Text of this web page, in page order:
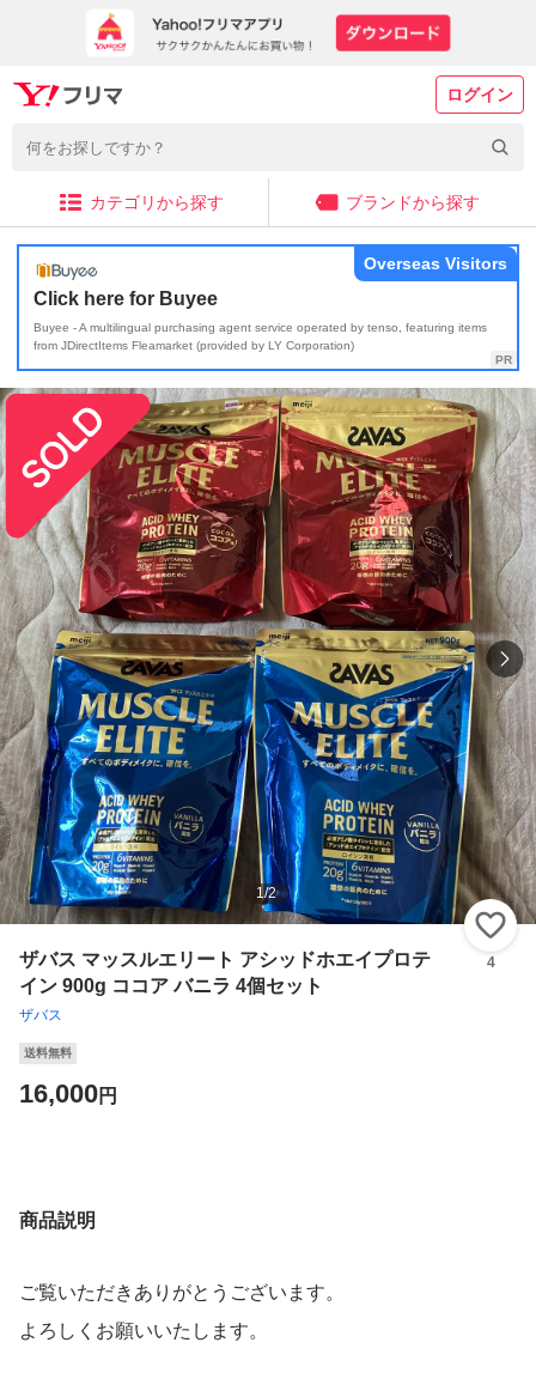
ログイン
カテゴリから探す ブランドから探す
Click here for Buyee
Buyee - A multilingual purchasing agent service operated by tenso, featuring items
from JDirectItems Fleamarket (provided by LY Corporation)
Overseas Visitors
1/2
ザバス マッスルエリート アシッドホエイプロテ
イン 900g ココア バニラ 4個セット
ザバス
4
送料無料
16,000円
商品説明
ご覧いただきありがとうございます。
よろしくお願いいたします。